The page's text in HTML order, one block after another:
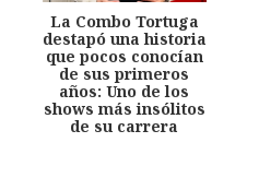
La Combo Tortuga
destapó una historia
que pocos conocían
de sus primeros
años: Uno de los
shows más insólitos
de su carrera